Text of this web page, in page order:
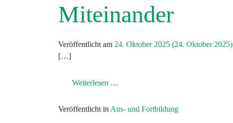
Miteinander
Veröffentlicht am 24. Oktober 2025 (24. Oktober 2025)
[…]
Weiterlesen …
Veröffentlicht in Aus- und Fortbildung